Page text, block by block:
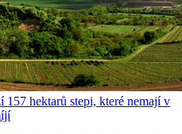
hektarů stepi, které nemají v